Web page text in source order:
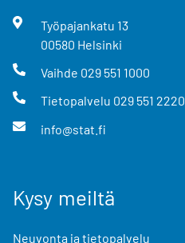
Työpajankatu 13
00580 Helsinki
Vaihde 029 551 1000
Tietopalvelu 029 551 2220
info@stat.fi
Kysy meiltä
Neuvonta ja tietopalvelu